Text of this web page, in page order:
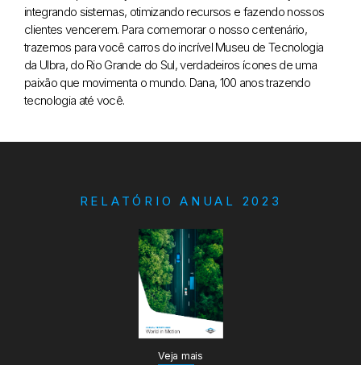
integrando sistemas, otimizando recursos e fazendo nossos
clientes vencerem. Para comemorar o nosso centenário,
trazemos para você carros do incrível Museu de Tecnologia
da Ulbra, do Rio Grande do Sul, verdadeiros ícones de uma
paixão que movimenta o mundo. Dana, 100 anos trazendo
tecnologia até você.
RELATÓRIO ANUAL 2023
Veja mais